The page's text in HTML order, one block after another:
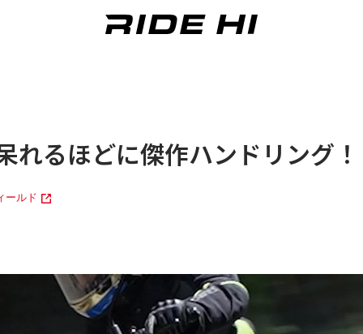
れるほどに傑作ハンドリング
ールド